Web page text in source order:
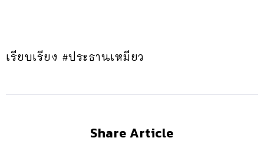
เรียบเรียง #ประธานเหมียว
Share Article